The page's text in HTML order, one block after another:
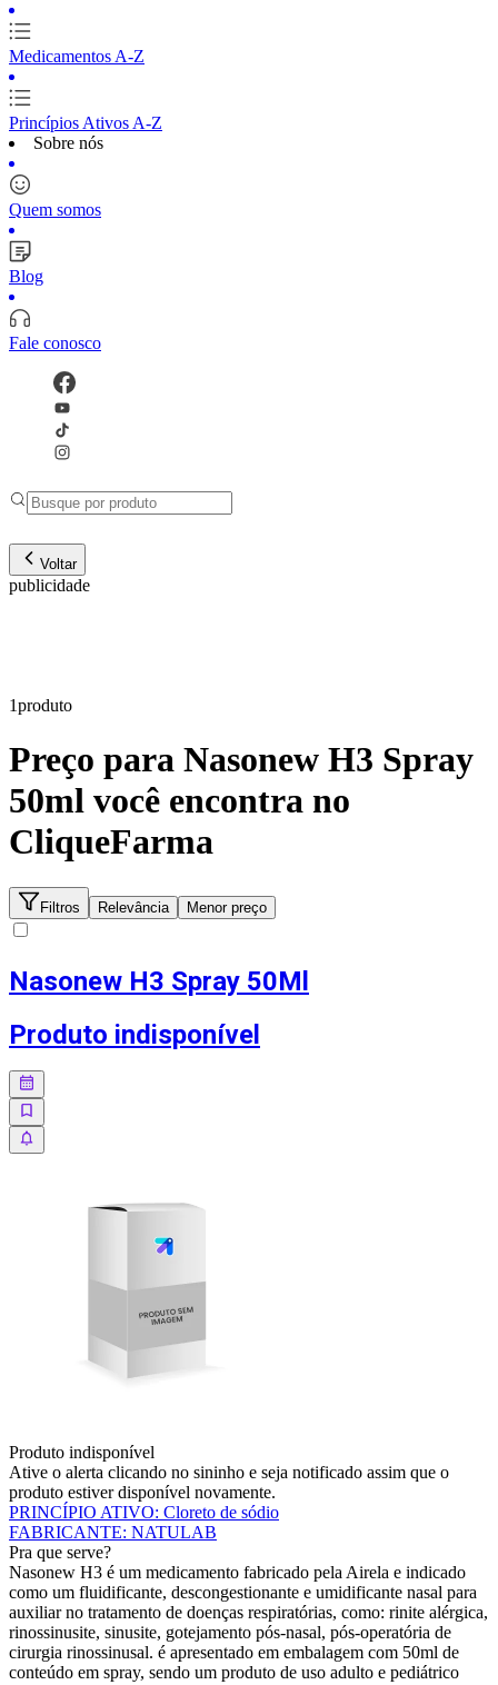
Medicamentos A-Z
Princípios Ativos A-Z
Sobre nós
Quem somos
Blog
Fale conosco
Voltar
publicidade
1produto
Preço para Nasonew H3 Spray
50ml você encontra no
CliqueFarma
Filtros Relevância Menor preço
Nasonew H3 Spray 50Ml
Produto indisponível
Produto indisponível
Ative o alerta clicando no sininho e seja notificado assim que o
produto estiver disponível novamente.
PRINCÍPIO ATIVO: Cloreto de sódio
FABRICANTE: NATULAB
Pra que serve?
Nasonew H3 é um medicamento fabricado pela Airela e indicado
como um fluidificante, descongestionante e umidificante nasal para
auxiliar no tratamento de doenças respiratórias, como: rinite alérgica,
rinossinusite, sinusite, gotejamento pós-nasal, pós-operatória de
cirurgia rinossinusal. é apresentado em embalagem com 50ml de
conteúdo em spray, sendo um produto de uso adulto e pediátrico